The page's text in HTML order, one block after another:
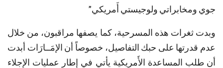
جوي ومخابراتي ولوجيستي أَمريكي”
وبدت ثغرات هذه المسرحية، كما يصفها مراقبون، من خلال
عدم قدرتها على حبك التفاصيل، خصوصاً أن الإمَــارَات أبدت
أن طلب المساعدة الأَمريكية يأتي في إطار عمليات الإجلاء